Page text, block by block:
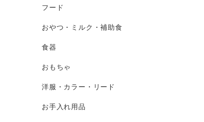
フード
おやつ・ミルク・補助食
食器
おもちゃ
洋服・カラー・リード
お手入れ用品